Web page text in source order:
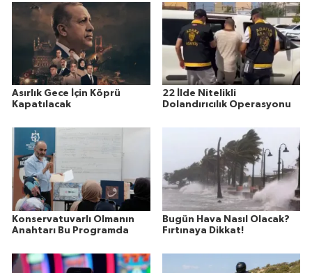
Asırlık Gece İçin Köprü
Kapatılacak
22 İlde Nitelikli
Dolandırıcılık Operasyonu
Konservatuvarlı Olmanın
Anahtarı Bu Programda
Bugün Hava Nasıl Olacak?
Fırtınaya Dikkat!